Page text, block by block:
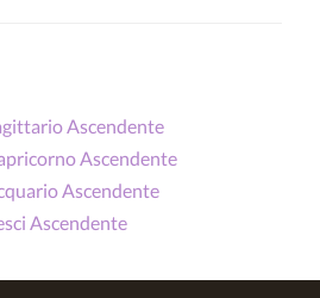
Ascendente
Ascendente
Ascendente
Ascendente